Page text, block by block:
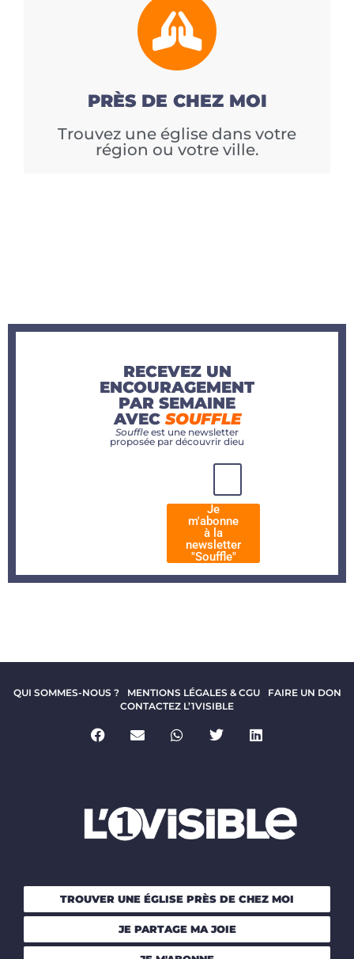
PRÈS DE CHEZ MOI
Trouvez une église dans votre
région ou votre ville.
RECEVEZ UN
ENCOURAGEMENT
PAR SEMAINE
AVECSOUFFLE
Souffle est une newsletter
proposée par découvrir dieu
Je
m'abonne
à la
newsletter
"Souffle"
QUI SOMMES-NOUS ? MENTIONS LÉGALES & CGU
FAIRE UN DON
CONTACTEZ L’1VISIBLE
TROUVER UNE ÉGLISE PRÈS DE CHEZ MOI
JE PARTAGE MA JOIE